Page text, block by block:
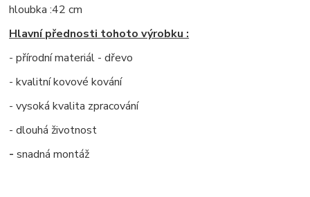
hloubka :42 cm
Hlavní přednosti tohoto výrobku :
- přírodní materiál - dřevo
- kvalitní kovové kování
- vysoká kvalita zpracování
- dlouhá životnost
-snadná montáž